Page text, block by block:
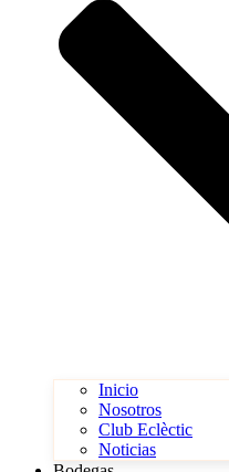
Inicio
Nosotros
Club Eclèctic
Noticias